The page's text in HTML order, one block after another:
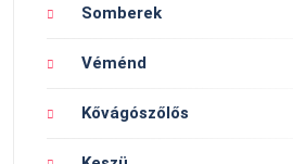
Somberek
Véménd
Kővágószőlős